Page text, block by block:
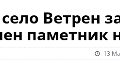
Ветрен
паметник
13